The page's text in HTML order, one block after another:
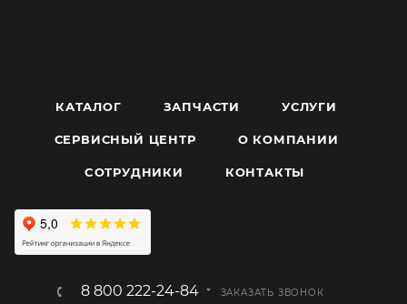
КАТАЛОГ ЗАПЧАСТИ УСЛУГИ
СЕРВИСНЫЙ ЦЕНТР О КОМПАНИИ
CОТРУДНИКИ КОНТАКТЫ
8 800 222-24-84 ЗАКАЗАТЬ ЗВОНОК